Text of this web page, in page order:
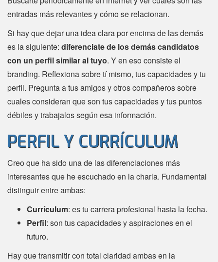
entradas más relevantes y cómo se relacionan.
Si hay que dejar una idea clara por encima de las demás
es la siguiente: diferenciate de los demás candidatos
con un perfil similar al tuyo. Y en eso consiste el
branding. Reflexiona sobre tí mismo, tus capacidades y tu
perfil. Pregunta a tus amigos y otros compañeros sobre
cuales consideran que son tus capacidades y tus puntos
débiles y trabajalos según esa información.
PERFIL Y CURRÍCULUM
Creo que ha sido una de las diferenciaciones más
interesantes que he escuchado en la charla. Fundamental
distinguir entre ambas:
Currículum: es tu carrera profesional hasta la fecha.
Perfil: son tus capacidades y aspiraciones en el
futuro.
Hay que transmitir con total claridad ambas en la